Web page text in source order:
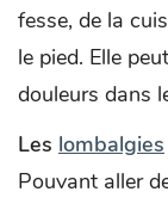
fesse, de la
le pied. Elle
douleurs dans
Les lombalgies
Pouvant aller